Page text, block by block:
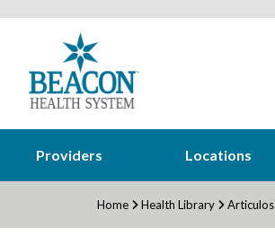
Providers Locations
Home Health Library Articulos